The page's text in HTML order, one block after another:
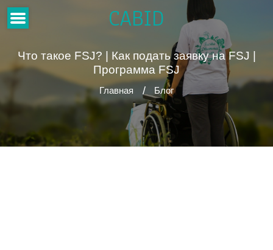
CABID
Что такое FSJ? | Как подать заявку на FSJ |
Программа FSJ
Главная Блог